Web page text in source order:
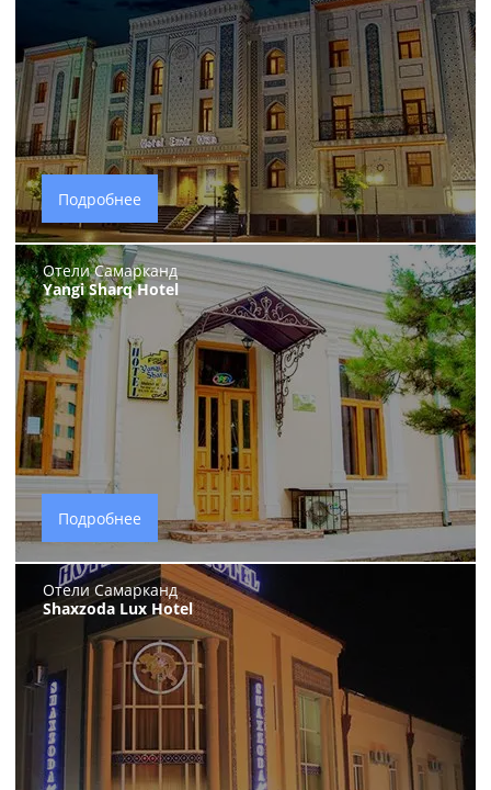
Подробнее
Отели Самарканд
Yangi Sharq Hotel
Подробнее
Отели Самарканд
Shaxzoda Lux Hotel